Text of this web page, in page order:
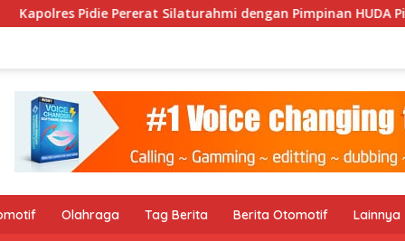
dengan Pimpinan HUDA Pidie, Ajak Jaga Damai
Olahraga Tag Berita Berita Otomotif Lainnya